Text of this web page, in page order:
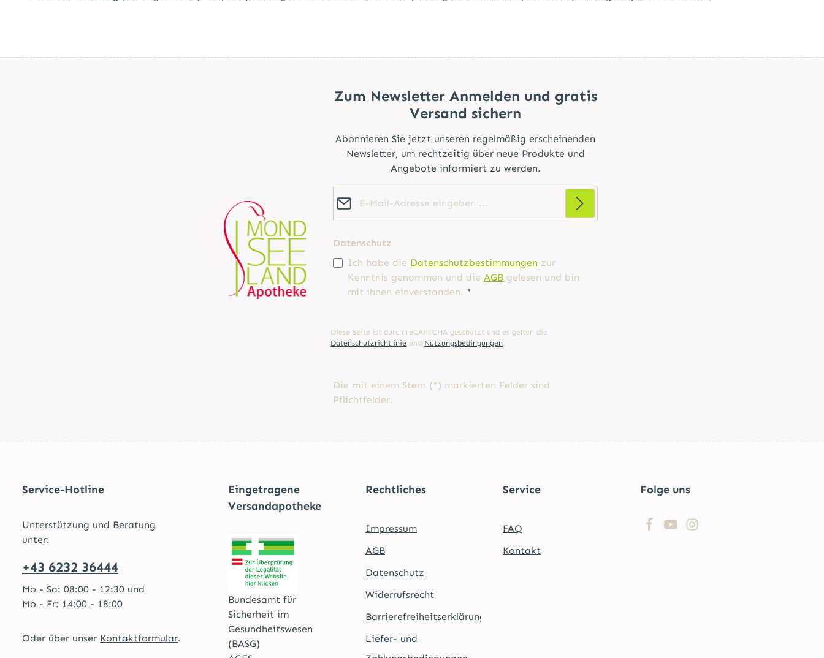
Zum Newsletter Anmelden und gratis
Versand sichern
Abonnieren Sie jetzt unseren regelmäßig erscheinenden
Newsletter, um rechtzeitig über neue Produkte und
Angebote informiert zu werden.
Datenschutz
Ich habe die Datenschutzbestimmungen zur
Kenntnis genommen und dieAGB gelesen und bin
mit ihnen einverstanden. *
Diese Seite ist durch reCAPTCHA geschützt und es gelten die
Datenschutzrichtlinie und Nutzungsbedingungen.
Die mit einem Stern (*) markierten Felder sind
Pflichtfelder.
Service-Hotline
Unterstützung und Beratung
unter:
+43 6232 36444
Mo - Sa: 08:00 - 12:30 und
Mo - Fr: 14:00 - 18:00
Oder über unser Kontaktformular.
Eingetragene
Versandapotheke
Bundesamt für
Sicherheit im
Gesundheitswesen
(BASG)
Rechtliches
Impressum
AGB
Datenschutz
Widerrufsrecht
Barrierefreiheitserklärung
Liefer- und
Service
FAQ
Kontakt
Folge uns